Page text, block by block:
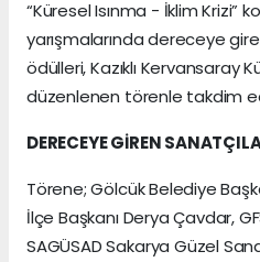
“Küresel Isınma - İklim Krizi”
yarışmalarında dereceye
ödülleri, Kazıklı Kervansaray
düzenlenen törenle takdim
DERECEYE GİREN
Törene; Gölcük Belediye
İlçe Başkanı Derya Çavdar,
SAGÜSAD Sakarya Güzel